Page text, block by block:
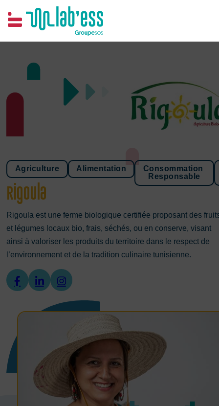
Samim
Rigoula
Agriculture Alimentation
Consommation
Responsable
Rigoula est une ferme biologique certifiée proposant des
et légumes locaux bio, frais, séchés, ou en conserve, visant
ainsi à valoriser les produits du territoire dans le respect de
l’environnement et de la tradition culinaire tunisienne.